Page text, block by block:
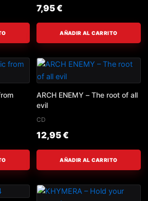
7,95€
AÑADIR AL CARRITO
ARCH ENEMY – The root of all
evil
CD
12,95€
AÑADIR AL CARRITO